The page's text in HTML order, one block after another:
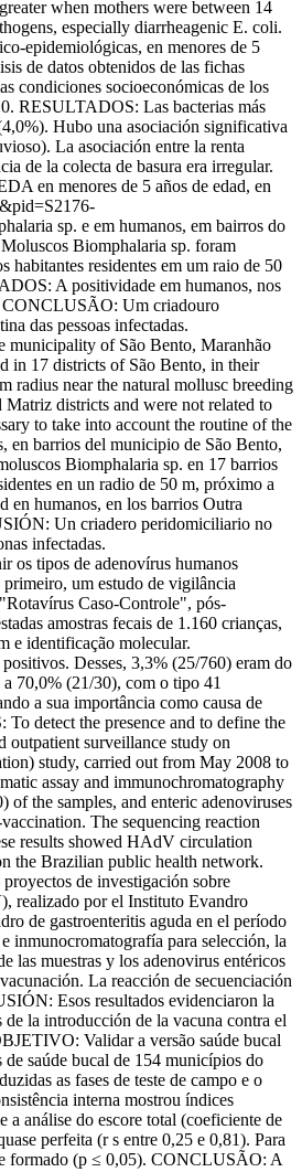
when mothers were between 14
especially diarrheagenic E. coli.
epidemiológicas, en menores de 5
de datos obtenidos de las fichas
condiciones socioeconómicas de los
RESULTADOS: Las bacterias más
Hubo una asociación significativa
La asociación entre la renta
de la colecta de basura era irregular.
en menores de 5 años de edad, en
sp. e em humanos, em bairros do
Biomphalaria sp. foram
habitantes residentes em um raio de 50
A positividade em humanos, nos
CONCLUSÃO: Um criadouro
das pessoas infectadas.
of São Bento, Maranhão
in 17 districts of São Bento, in their
radius near the natural mollusc breeding
districts and were not related to
to take into account the routine of the
barrios del municipio de São Bento,
Biomphalaria sp. en 17 barrios
en un radio de 50 m, próximo a
en humanos, en los barrios Outra
Un criadero peridomiciliario no
infectadas.
os tipos de adenovírus humanos
um estudo de vigilância
Caso-Controle", pós-
amostras fecais de 1.160 crianças,
e identificação molecular.
Desses, 3,3% (25/760) eram do
70,0% (21/30), com o tipo 41
a sua importância como causa de
detect the presence and to define the
outpatient surveillance study on
study, carried out from May 2008 to
assay and immunochromatography
the samples, and enteric adenoviruses
The sequencing reaction
results showed HAdV circulation
the Brazilian public health network.
de investigación sobre
realizado por el Instituto Evandro
de gastroenteritis aguda en el período
inmunocromatografía para selección, la
las muestras y los adenovirus entéricos
La reacción de secuenciación
Esos resultados evidenciaron la
la introducción de la vacuna contra el
Validar a versão saúde bucal
saúde bucal de 154 municípios do
as fases de teste de campo e o
interna mostrou índices
análise do escore total (coeficiente de
perfeita (r s entre 0,25 e 0,81). Para
formado (p ≤ 0,05). CONCLUSÃO: A